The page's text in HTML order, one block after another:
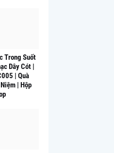
Trong Suốt
Dây Cót |
| Quà
| Hộp